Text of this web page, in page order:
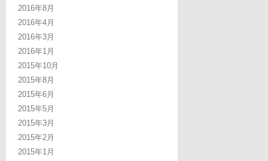
2016年8月
2016年4月
2016年3月
2016年1月
2015年10月
2015年8月
2015年6月
2015年5月
2015年3月
2015年2月
2015年1月